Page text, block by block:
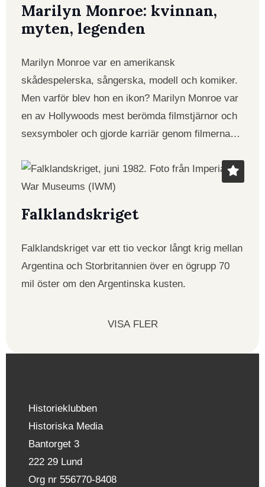
Marilyn Monroe: kvinnan,
myten, legenden
Marilyn Monroe var en amerikansk
skådespelerska, sångerska, modell och komiker.
Men varför blev hon en ikon? Marilyn Monroe var
en av Hollywoods mest berömda filmstjärnor och
sexsymboler och gjorde karriär genom filmerna…
Falklandskriget
Falklandskriget var ett tio veckor långt krig mellan
Argentina och Storbritannien över en ögrupp 70
mil öster om den Argentinska kusten.
VISA FLER
Historieklubben
Historiska Media
Bantorget 3
222 29 Lund
Org nr 556770-8408